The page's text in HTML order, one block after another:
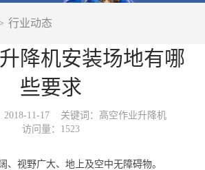
行业动态
降机安装场地有哪
些要求
2018-11-17
关键词：高空作业升降机
访问量：1523
、视野广大、地上及空中无障碍物。